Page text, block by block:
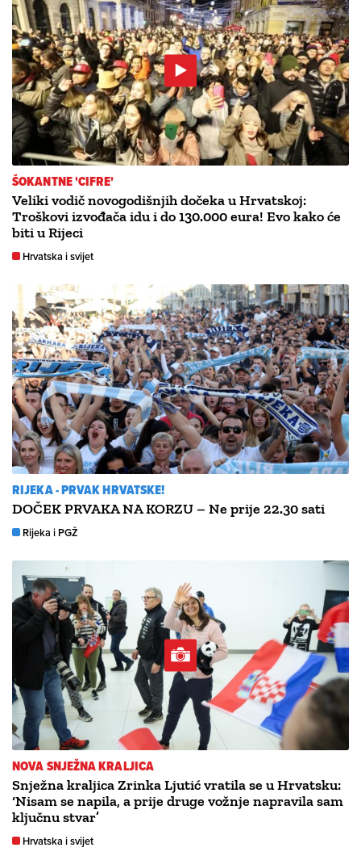
ŠOKANTNE 'CIFRE'
Veliki vodič novogodišnjih dočeka u Hrvatskoj:
Troškovi izvođača idu i do 130.000 eura! Evo kako će
biti u Rijeci
Hrvatska i svijet
RIJEKA - PRVAK HRVATSKE!
DOČEK PRVAKA NA KORZU – Ne prije 22.30 sati
Rijeka i PGŽ
NOVA SNJEŽNA KRALJICA
Snježna kraljica Zrinka Ljutić vratila se u Hrvatsku:
‘Nisam se napila, a prije druge vožnje napravila sam
ključnu stvar’
Hrvatska i svijet